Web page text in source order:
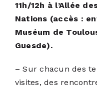
11h/12h à l’Allée
Nations (accès :
Muséum de
Guesde).
– Sur chacun des
visites, des